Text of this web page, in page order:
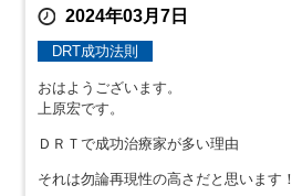
2024年03月7日
DRT成功法則
おはようございます。
上原宏です。
ＤＲＴで成功治療家が多い理由
それは勿論再現性の高さだと思います！